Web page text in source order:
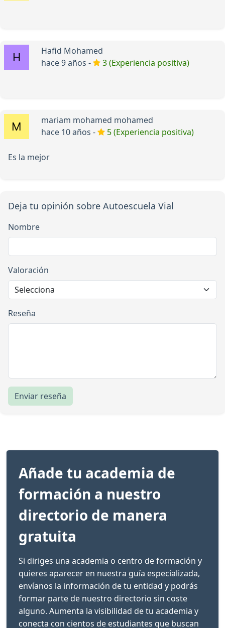
Hafid Mohamed
hace 9 años -
3 (Experiencia positiva)
mariam mohamed mohamed
hace 10 años -
5 (Experiencia positiva)
Es la mejor
Deja tu opinión sobre Autoescuela Vial
Nombre
Valoración
Reseña
Enviar reseña
Añade tu academia de
formación a nuestro
directorio de manera
gratuita
Si diriges una academia o centro de formación y
quieres aparecer en nuestra guía especializada,
envíanos la información de tu entidad y podrás
formar parte de nuestro directorio sin coste
alguno. Aumenta la visibilidad de tu academia y
conecta con cientos de estudiantes que buscan